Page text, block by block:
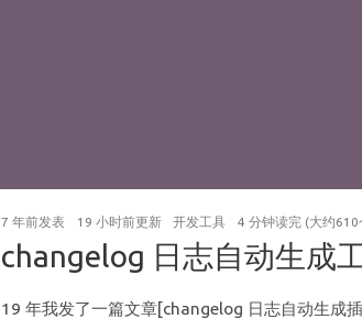
7 年前发表 19 小时前更新 开发工具 4 分钟读完 (大约610
changelog 日志自动生成
19 年我发了一篇文章[changelog 日志自动生成